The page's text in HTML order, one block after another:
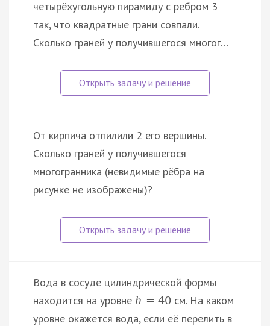
четырёхугольную пирамиду с ребром 3
так, что квадратные грани совпали.
Сколько граней у получившегося многог…
От кирпича отпилили 2 его вершины.
Сколько граней у получившегося
многогранника (невидимые рёбра на
рисунке не изображены)?
Вода в сосуде цилиндрической формы
находится на уровне h = 40 см. На каком
уровне окажется вода, если её перелить в